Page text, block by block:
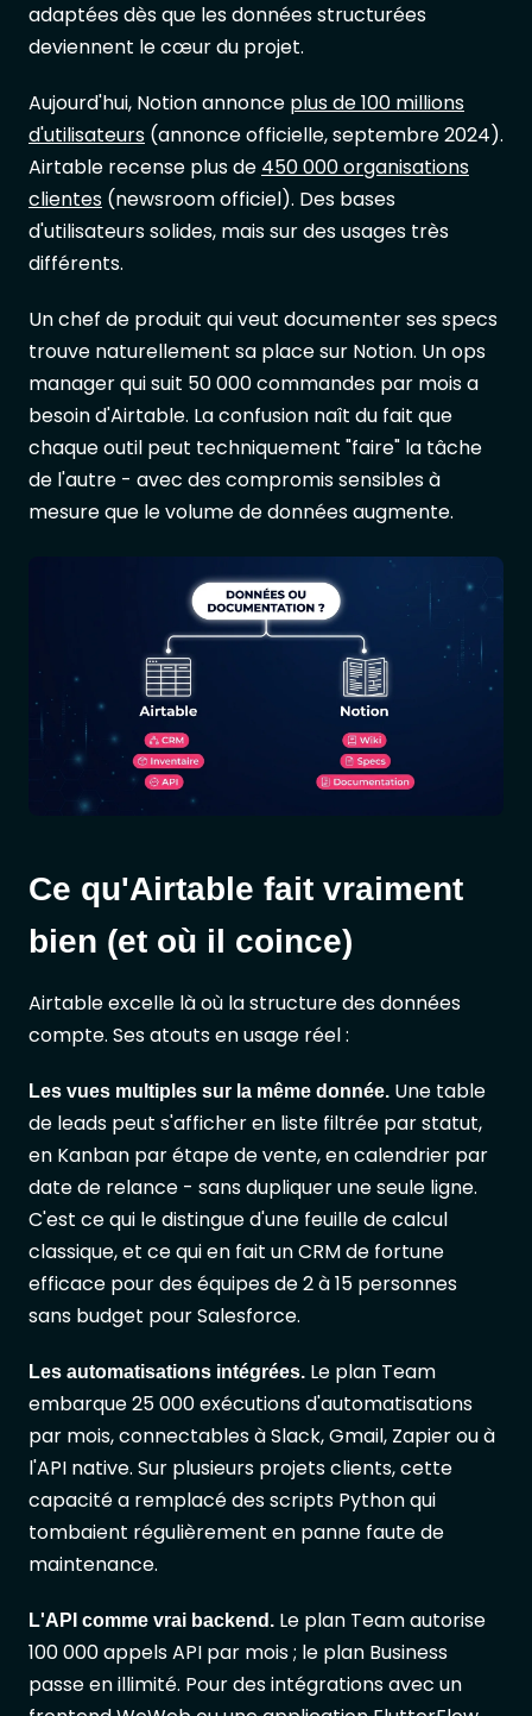
adaptées dès que les données structurées
deviennent le cœur du projet.
Aujourd'hui, Notion annonce plus de 100 millions
d'utilisateurs (annonce officielle, septembre 2024).
Airtable recense plus de 450 000 organisations
clientes (newsroom officiel). Des bases
d'utilisateurs solides, mais sur des usages très
différents.
Un chef de produit qui veut documenter ses specs
trouve naturellement sa place sur Notion. Un ops
manager qui suit 50 000 commandes par mois a
besoin d'Airtable. La confusion naît du fait que
chaque outil peut techniquement "faire" la tâche
de l'autre - avec des compromis sensibles à
mesure que le volume de données augmente.
Ce qu'Airtable fait vraiment
bien (et où il coince)
Airtable excelle là où la structure des données
compte. Ses atouts en usage réel :
Les vues multiples sur la même donnée. Une table
de leads peut s'afficher en liste filtrée par statut,
en Kanban par étape de vente, en calendrier par
date de relance - sans dupliquer une seule ligne.
C'est ce qui le distingue d'une feuille de calcul
classique, et ce qui en fait un CRM de fortune
efficace pour des équipes de 2 à 15 personnes
sans budget pour Salesforce.
Les automatisations intégrées. Le plan Team
embarque 25 000 exécutions d'automatisations
par mois, connectables à Slack, Gmail, Zapier ou à
l'API native. Sur plusieurs projets clients, cette
capacité a remplacé des scripts Python qui
tombaient régulièrement en panne faute de
maintenance.
L'API comme vrai backend. Le plan Team autorise
100 000 appels API par mois ; le plan Business
passe en illimité. Pour des intégrations avec un